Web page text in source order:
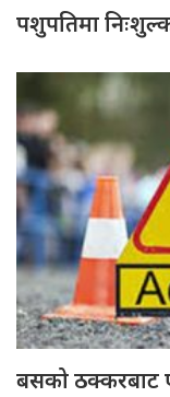
पशुपतिमा
बसको ठक्करबाट